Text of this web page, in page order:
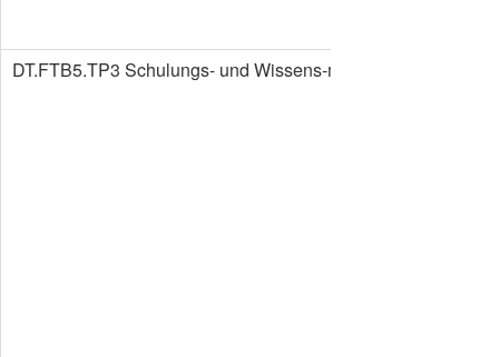
DT.FTB5.TP3 Schulungs- und Wissens-managementplattform